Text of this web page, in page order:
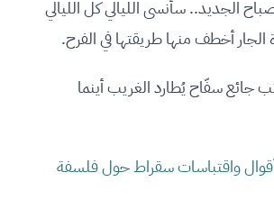
الجديد.. سأنسى الليالي كل الليالي
الجار أخطف منها طريقتها في الفرح.
جائع سفّاح يُطارد الغريب أينما
واقتباسات سقراط حول فلسفة